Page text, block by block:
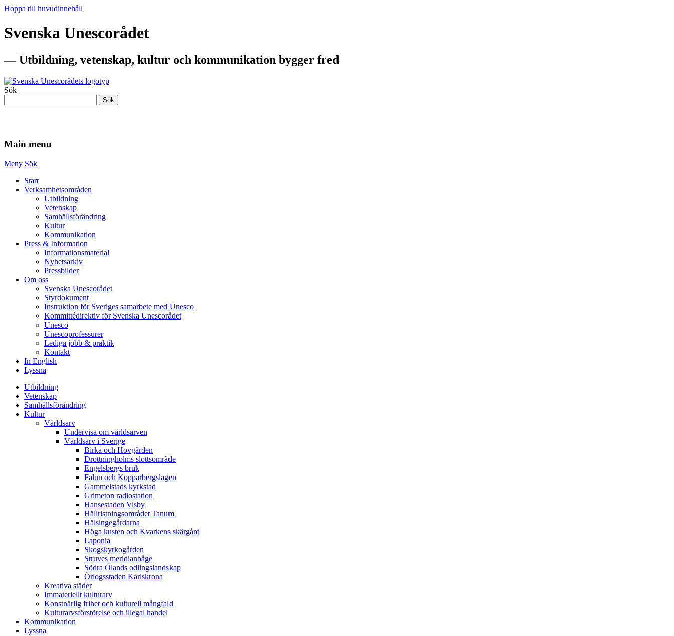
Hoppa till huvudinnehåll
Svenska Unescorådet
— Utbildning, vetenskap, kultur och kommunikation bygger fred
Sök
Sök
Main menu
Meny Sök
Start
Verksamhetsområden
Utbildning
Vetenskap
Samhällsförändring
Kultur
Kommunikation
Press & Information
Informationsmaterial
Nyhetsarkiv
Pressbilder
Om oss
Svenska Unescorådet
Styrdokument
Instruktion för Sveriges samarbete med Unesco
Kommittédirektiv för Svenska Unescorådet
Unesco
Unescoprofessurer
Lediga jobb & praktik
Kontakt
In English
Lyssna
Utbildning
Vetenskap
Samhällsförändring
Kultur
Världsarv
Undervisa om världsarven
Världsarv i Sverige
Birka och Hovgården
Drottningholms slottsområde
Engelsbergs bruk
Falun och Kopparbergslagen
Gammelstads kyrkstad
Grimeton radiostation
Hansestaden Visby
Hällristningsområdet Tanum
Hälsingegårdarna
Höga kusten och Kvarkens skärgård
Laponia
Skogskyrkogården
Struves meridianbåge
Södra Ölands odlingslandskap
Örlogsstaden Karlskrona
Kreativa städer
Immateriellt kulturarv
Konstnärlig frihet och kulturell mångfald
Kulturarvsförstörelse och illegal handel
Kommunikation
Lyssna